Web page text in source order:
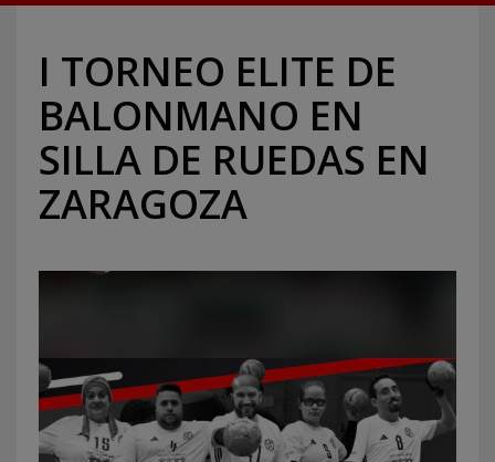
I TORNEO ELITE DE
BALONMANO EN
SILLA DE RUEDAS EN
ZARAGOZA